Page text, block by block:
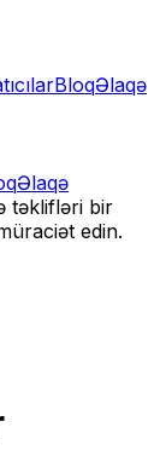
BloqƏlaqə
Əlaqə
təklifləri bir
edin.